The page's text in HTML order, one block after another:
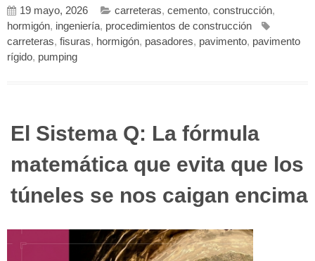
19 mayo, 2026 carreteras, cemento, construcción,
hormigón, ingeniería, procedimientos de construcción
carreteras, fisuras, hormigón, pasadores, pavimento, pavimento
rígido, pumping
El Sistema Q: La fórmula
matemática que evita que los
túneles se nos caigan encima